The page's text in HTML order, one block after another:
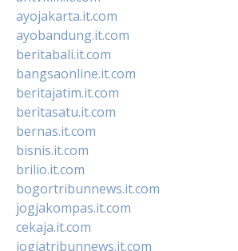
ayojakarta.it.com
ayobandung.it.com
beritabali.it.com
bangsaonline.it.com
beritajatim.it.com
beritasatu.it.com
bernas.it.com
bisnis.it.com
brilio.it.com
bogortribunnews.it.com
jogjakompas.it.com
cekaja.it.com
jogjatribunnews.it.com